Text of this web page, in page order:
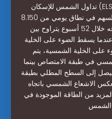
تداول الشمس للإسكان (ELSH) بسعر 8.270وكان الإغلاق
السابق عند 8.330. وقد تذبذب السهم في نطاق يومي من 8.150
إلى 8.380، في حين أن نطاقه خلال 52 أسبوع يتراوح بين
يحدث عندما يسقط الضوء على الخلية
على الخلية الشمسية، يتم
في طبقة الامتصاص بينما
ليصل إلى السطح المطلي بطبقة
الاشعاع الشمسي باتجاه
من الطاقة الموجودة في
الشمس